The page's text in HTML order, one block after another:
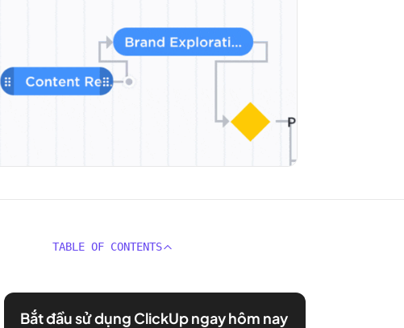
TABLE OF CONTENTS
Bắt đầu sử dụng ClickUp ngay hôm nay